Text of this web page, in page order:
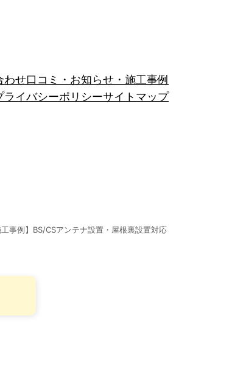
わせ口コミ・お知らせ・施工事例
ライバシーポリシーサイトマップ
事例】BS/CSアンテナ設置・屋根裏設置対応